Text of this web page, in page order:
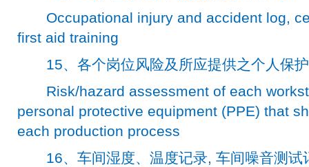
Occupational injury and accident log,
first aid training
15、各个岗位风险及所应提供之个人保护
Risk/hazard assessment of each
personal protective equipment (PPE) that
each production process
16、车间湿度、温度记录, 车间噪音测试